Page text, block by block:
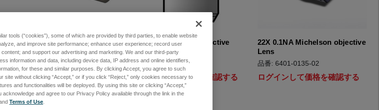
60mm Parfocal Adapter
品番: 6401-1149-01
ログインして価格を確認する
1.4x 0.04NA ZWF objective
Lens
品番: 6401-0203-01
ログインして価格を確認する
22X 0.1NA Michelson objective
Lens
品番: 6401-0135-02
ログインして価格を確認する
tools (“cookies”), some of which are provided by third parties, to enable website
and improve site performance; enhance user experience; record user
and support our advertising and marketing. We and our third-party
information and data, including device data, IP address and online identifiers,
for these and similar purposes. By clicking Accept, you agree to such
site without clicking “Accept,” or if you click “Reject,” only cookies necessary to
and functionalities will be deployed. By using this site or clicking “Accept,”
acknowledge and agree to our Privacy Policy available through the link in the
and Terms of Use